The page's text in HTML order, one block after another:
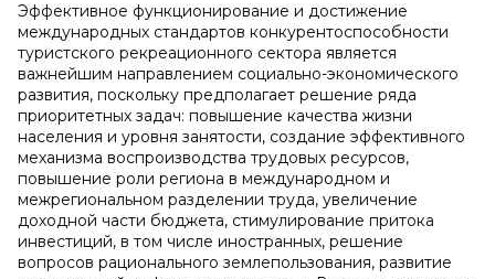
Эффективное функционирование и достижение
международных стандартов конкурентоспособности
туристского рекреационного сектора является
важнейшим направлением социально-экономического
развития, поскольку предполагает решение ряда
приоритетных задач: повышение качества жизни
населения и уровня занятости, создание эффективного
механизма воспроизводства трудовых ресурсов,
повышение роли региона в международном и
межрегиональном разделении труда, увеличение
доходной части бюджета, стимулирование притока
инвестиций, в том числе иностранных, решение
вопросов рационального землепользования, развитие